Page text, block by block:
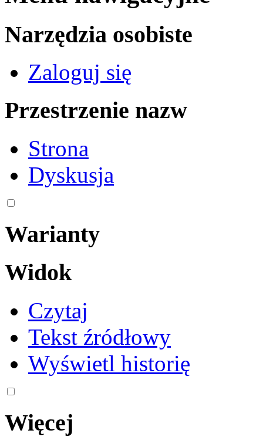
Narzędzia osobiste
Zaloguj się
Przestrzenie nazw
Strona
Dyskusja
Warianty
Widok
Czytaj
Tekst źródłowy
Wyświetl historię
Więcej